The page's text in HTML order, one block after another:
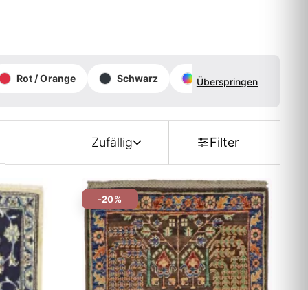
Rot / Orange Schwarz Mehrfarbig
Überspringen
Zufällig Filter
-20%